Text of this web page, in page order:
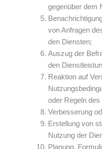
gegenüber dem
von Anfragen
den Diensten;
Auszug der
den
Reaktion auf
oder Regeln
Verbesserung
Erstellung von
Nutzung der
Planung,